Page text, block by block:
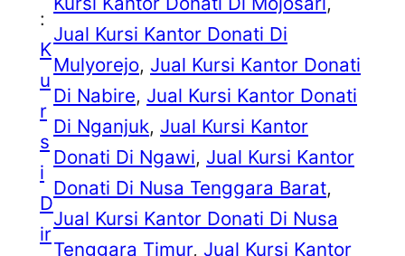
:
K
u
r
s
i
D
ir
Jual Kursi Kantor Donati Di
Mulyorejo, Jual Kursi Kantor Donati
Di Nabire, Jual Kursi Kantor Donati
Di Nganjuk, Jual Kursi Kantor
Donati Di Ngawi, Jual Kursi Kantor
Donati Di Nusa Tenggara Barat
Jual Kursi Kantor Donati Di Nusa
Tenggara Timur, Jual Kursi Kantor